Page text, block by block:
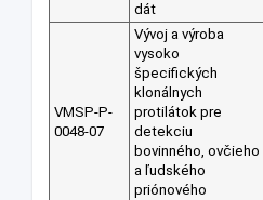
dát
VMSP-P-
0048-07
Vývoj a výroba
vysoko
špecifických
klonálnych
protilátok pre
detekciu
bovinného, ovčieho
a ľudského
priónového